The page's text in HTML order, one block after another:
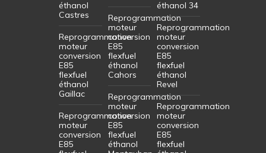
éthanol
Castres
Reprogrammation
moteur
conversion
E85
flexfuel
éthanol
Gaillac
Reprogrammation
moteur
conversion
E85
Reprogrammation
moteur
conversion
E85
flexfuel
éthanol
Cahors
Reprogrammation
moteur
conversion
E85
flexfuel
éthanol
éthanol 34
Reprogrammation
moteur
conversion
E85
flexfuel
éthanol
Revel
Reprogrammation
moteur
conversion
E85
flexfuel